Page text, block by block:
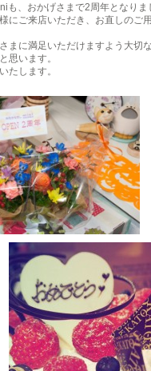
も、おかげさまで2周年となりま
にご来店いただき、お直しのご
まに満足いただけますよう大切
思います。
たします。